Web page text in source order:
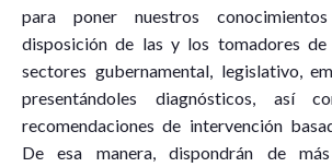
para poner nuestros
disposición de las y los tomadores de
sectores gubernamental, legislativo,
presentándoles diagnósticos, así
recomendaciones de intervención
De esa manera, dispondrán de